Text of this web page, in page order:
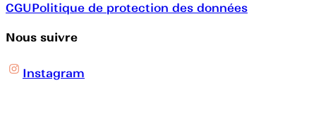
CGUPolitique de protection des données
Nous suivre
Instagram